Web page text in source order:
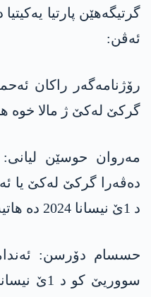
گرتیگەھێن پارتیا
ئەڤن:
گرکێ لەکێ ژ مالا خوە
مەروان حوسێن
دەڤەرا گرکێ لەکێ یا
د 1ێ نیسانا 2024 دە ھاتیە رەڤاندن.
حسسام دۆرسن: